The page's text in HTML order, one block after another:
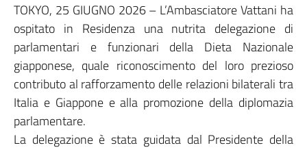
TOKYO, 25 GIUGNO 2026 – L’Ambasciatore Vattani ha
ospitato in Residenza una nutrita delegazione di
parlamentari e funzionari della Dieta Nazionale
giapponese, quale riconoscimento del loro prezioso
contributo al rafforzamento delle relazioni bilaterali tra
Italia e Giappone e alla promozione della diplomazia
parlamentare.
La delegazione è stata guidata dal Presidente della